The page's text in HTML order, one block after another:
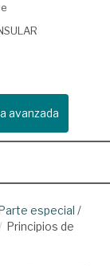
avanzada
especial /
Principios de